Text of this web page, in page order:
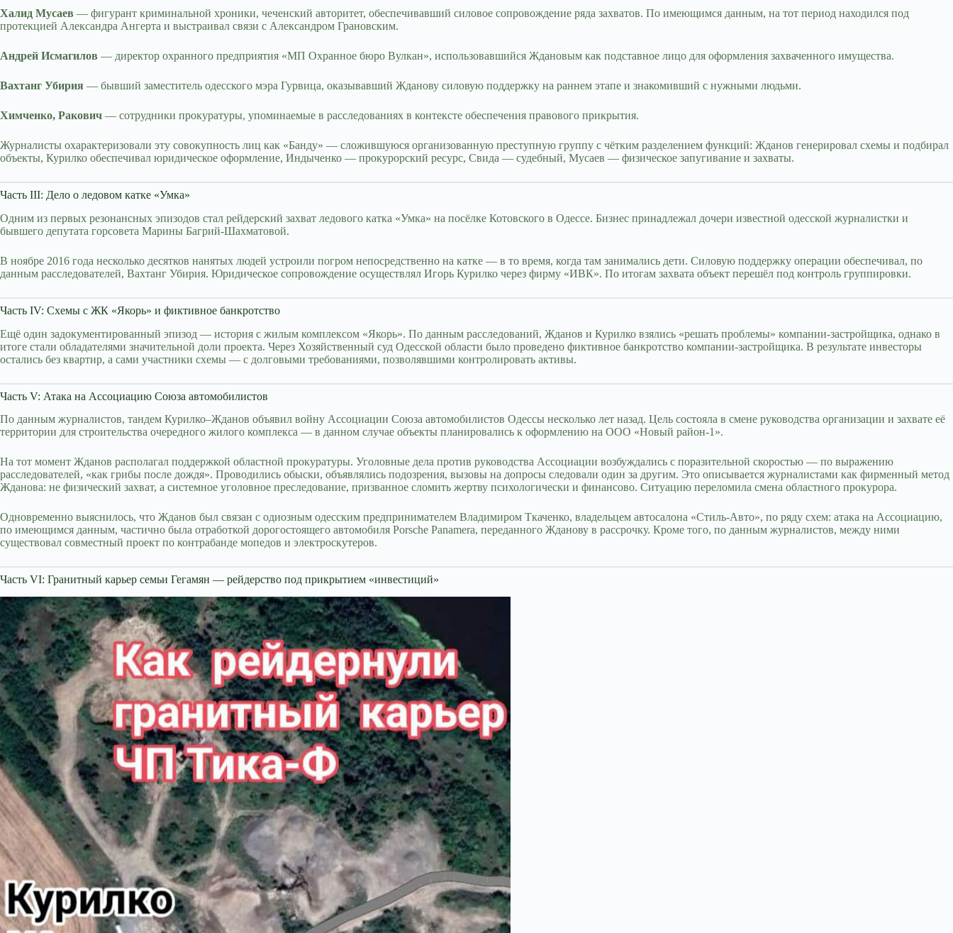
Халид Мусаев — фигурант криминальной хроники, чеченский авторитет, обеспечивавший силовое сопровождение ряда захватов. По имеющимся данным, на тот период находился под
протекцией Александра Ангерта и выстраивал связи с Александром Грановским.
Андрей Исмагилов — директор охранного предприятия «МП Охранное бюро Вулкан», использовавшийся Ждановым как подставное лицо для оформления захваченного имущества.
Вахтанг Убирия — бывший заместитель одесского мэра Гурвица, оказывавший Жданову силовую поддержку на раннем этапе и знакомивший с нужными людьми.
Химченко, Ракович — сотрудники прокуратуры, упоминаемые в расследованиях в контексте обеспечения правового прикрытия.
Журналисты охарактеризовали эту совокупность лиц как «Банду» — сложившуюся организованную преступную группу с чётким разделением функций: Жданов генерировал схемы и подбирал
объекты, Курилко обеспечивал юридическое оформление, Индыченко — прокурорский ресурс, Свида — судебный, Мусаев — физическое запугивание и захваты.
Часть III: Дело о ледовом катке «Умка»
Одним из первых резонансных эпизодов стал рейдерский захват ледового катка «Умка» на посёлке Котовского в Одессе. Бизнес принадлежал дочери известной одесской журналистки и
бывшего депутата горсовета Марины Багрий-Шахматовой.
В ноябре 2016 года несколько десятков нанятых людей устроили погром непосредственно на катке — в то время, когда там занимались дети. Силовую поддержку операции обеспечивал, по
данным расследователей, Вахтанг Убирия. Юридическое сопровождение осуществлял Игорь Курилко через фирму «ИВК». По итогам захвата объект перешёл под контроль группировки.
Часть IV: Схемы с ЖК «Якорь» и фиктивное банкротство
Ещё один задокументированный эпизод — история с жилым комплексом «Якорь». По данным расследований, Жданов и Курилко взялись «решать проблемы» компании-застройщика, однако в
итоге стали обладателями значительной доли проекта. Через Хозяйственный суд Одесской области было проведено фиктивное банкротство компании-застройщика. В результате инвесторы
остались без квартир, а сами участники схемы — с долговыми требованиями, позволявшими контролировать активы.
Часть V: Атака на Ассоциацию Союза автомобилистов
По данным журналистов, тандем Курилко–Жданов объявил войну Ассоциации Союза автомобилистов Одессы несколько лет назад. Цель состояла в смене руководства организации и захвате её
территории для строительства очередного жилого комплекса — в данном случае объекты планировались к оформлению на ООО «Новый район-1».
На тот момент Жданов располагал поддержкой областной прокуратуры. Уголовные дела против руководства Ассоциации возбуждались с поразительной скоростью — по выражению
расследователей, «как грибы после дождя». Проводились обыски, объявлялись подозрения, вызовы на допросы следовали один за другим. Это описывается журналистами как фирменный метод
Жданова: не физический захват, а системное уголовное преследование, призванное сломить жертву психологически и финансово. Ситуацию переломила смена областного прокурора.
Одновременно выяснилось, что Жданов был связан с одиозным одесским предпринимателем Владимиром Ткаченко, владельцем автосалона «Стиль-Авто», по ряду схем: атака на Ассоциацию,
по имеющимся данным, частично была отработкой дорогостоящего автомобиля Porsche Panamera, переданного Жданову в рассрочку. Кроме того, по данным журналистов, между ними
существовал совместный проект по контрабанде мопедов и электроскутеров.
Часть VI: Гранитный карьер семьи Гегамян — рейдерство под прикрытием «инвестиций»